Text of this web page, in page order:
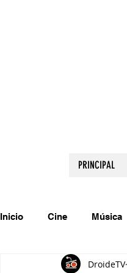
PRINCIPAL
Inicio Cine Música
Comparte tu talento
DroideTV